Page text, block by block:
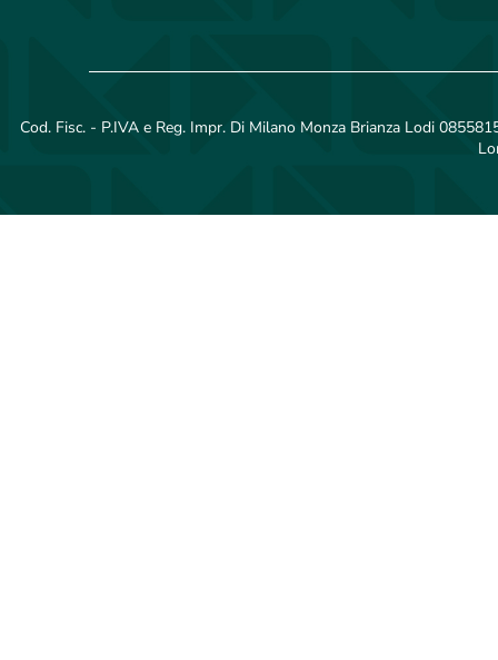
Cod. Fisc. - P.IVA e Reg. Impr. Di Milano Monza Brianza Lodi